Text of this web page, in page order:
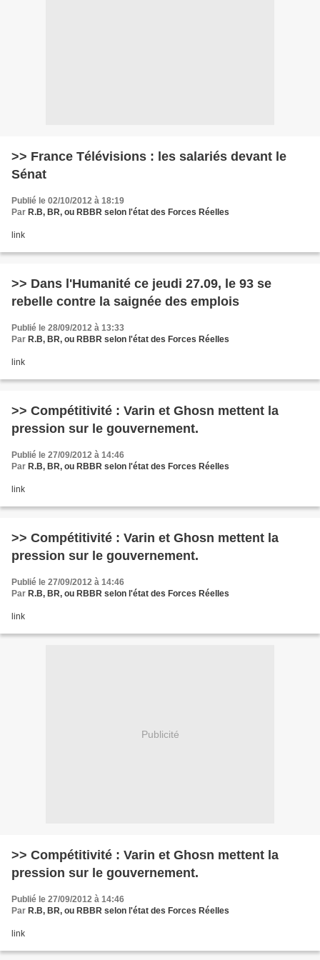
>> France Télévisions : les salariés devant le
Sénat
Publié le 02/10/2012 à 18:19
Par R.B, BR, ou RBBR selon l'état des Forces Réelles
link
>> Dans l'Humanité ce jeudi 27.09, le 93 se
rebelle contre la saignée des emplois
Publié le 28/09/2012 à 13:33
Par R.B, BR, ou RBBR selon l'état des Forces Réelles
link
>> Compétitivité : Varin et Ghosn mettent la
pression sur le gouvernement.
Publié le 27/09/2012 à 14:46
Par R.B, BR, ou RBBR selon l'état des Forces Réelles
link
>> Compétitivité : Varin et Ghosn mettent la
pression sur le gouvernement.
Publié le 27/09/2012 à 14:46
Par R.B, BR, ou RBBR selon l'état des Forces Réelles
link
Publicité
>> Compétitivité : Varin et Ghosn mettent la
pression sur le gouvernement.
Publié le 27/09/2012 à 14:46
Par R.B, BR, ou RBBR selon l'état des Forces Réelles
link